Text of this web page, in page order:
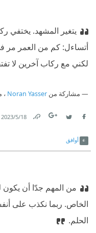
يتغير المشهد.
أتساءل: كم من العمر مر
لكني مع ركاب آخرين لا
مشاركة من Noran Yasser ،
18‏/5‏/2023
أوافق
من المهم جدّا أن يكون
الخاص. ربما نكذب على
الحلم.